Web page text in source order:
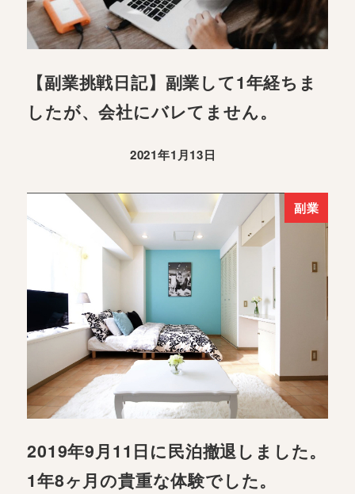
【副業挑戦日記】副業して1年経ちま
したが、会社にバレてません。
2021年1月13日
副業
2019年9月11日に民泊撤退しました。
1年8ヶ月の貴重な体験でした。